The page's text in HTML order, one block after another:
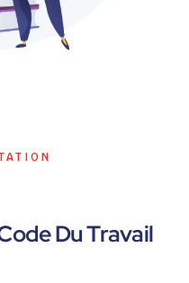
Du Travail